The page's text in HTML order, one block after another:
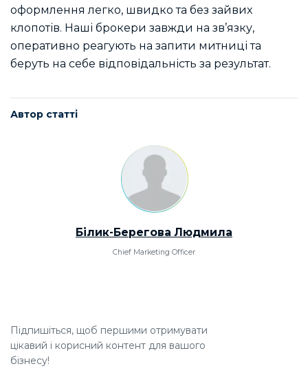
оформлення легко, швидко та без зайвих
клопотів. Наші брокери завжди на зв’язку,
оперативно реагують на запити митниці та
беруть на себе відповідальність за результат.
Автор статті
Білик-Берегова Людмила
Chief Marketing Officer
Підпишіться, щоб першими отримувати
цікавий і корисний контент для вашого
бізнесу!